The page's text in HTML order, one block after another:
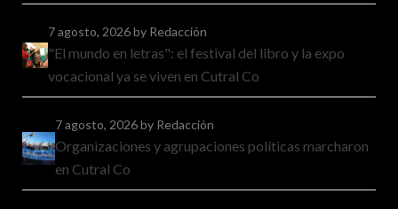
7 agosto, 2026by Redacción
"El mundo en letras": el festival del libro y la expo
vocacional ya se viven en Cutral Co
7 agosto, 2026by Redacción
Organizaciones y agrupaciones políticas marcharon
en Cutral Co